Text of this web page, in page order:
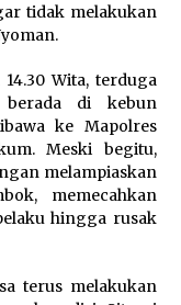
tidak melakukan
Wita, terduga
berada di kebun
ke Mapolres
Meski begitu,
melampiaskan
memecahkan
hingga rusak
terus melakukan